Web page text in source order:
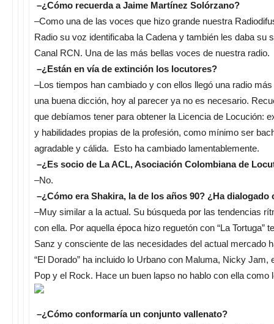
–¿Cómo recuerda a Jaime Martínez Solórzano?
–Como una de las voces que hizo grande nuestra
Radio su voz identificaba la Cadena y también les daba su
Canal RCN. Una de las más bellas voces de nuestra radio.
–¿Están en vía de extinción los locutores?
–Los tiempos han cambiado y con ellos llegó una radio
una buena dicción, hoy al parecer ya no es necesario.
que debíamos tener para obtener la Licencia de Locución:
y habilidades propias de la profesión, como mínimo ser
agradable y cálida. Esto ha cambiado lamentablemente.
–¿Es socio de La ACL, Asociación Colombiana de
–No.
–¿Cómo era Shakira, la de los años 90? ¿Ha dialogado
–Muy similar a la actual. Su búsqueda por las tendencias
con ella. Por aquella época hizo reguetón con “La Tortuga”
Sanz y consciente de las necesidades del actual mercado
“El Dorado” ha incluido lo Urbano con Maluma, Nicky
Pop y el Rock. Hace un buen lapso no hablo con ella
–¿Cómo conformaría un conjunto vallenato?